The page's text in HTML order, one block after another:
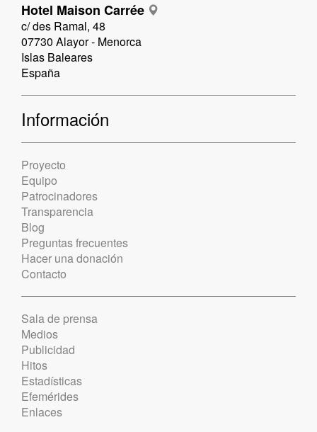
Hotel Maison Carrée
c/ des Ramal, 48
07730 Alayor - Menorca
Islas Baleares
España
Información
Proyecto
Equipo
Patrocinadores
Transparencia
Blog
Preguntas frecuentes
Hacer una donación
Contacto
Sala de prensa
Medios
Publicidad
Hitos
Estadísticas
Efemérides
Enlaces